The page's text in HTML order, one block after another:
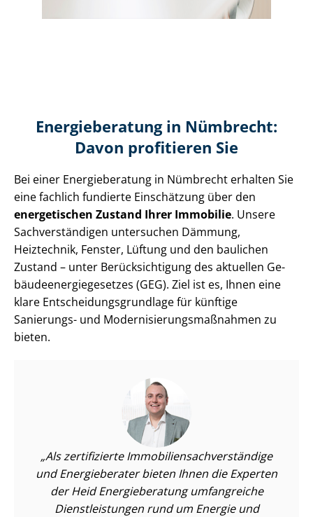
Energieberatung in Nümbrecht:
Davon profitieren Sie
Bei einer Energieberatung in Nümbrecht erhalten Sie
eine fachlich fundierte Einschätzung über den
energetischen Zustand Ihrer Immobilie. Unsere
Sach­ver­stän­di­gen untersuchen Dämmung,
Heiztechnik, Fenster, Lüftung und den baulichen
Zustand – unter Be­rück­sich­ti­gung des aktuellen Ge­
bäu­de­en­er­gie­ge­set­zes (GEG). Ziel ist es, Ihnen eine
klare Ent­schei­dungs­grund­la­ge für künftige
Sanierungs- und Mo­der­ni­sie­rungs­maß­nah­men zu
bieten.
Als zertifizierte Im­mo­bi­li­en­sach­ver­stän­di­ge
und Energieberater bieten Ihnen die Experten
der Heid Energieberatung umfangreiche
Dienst­leis­tun­gen rund um Energie und